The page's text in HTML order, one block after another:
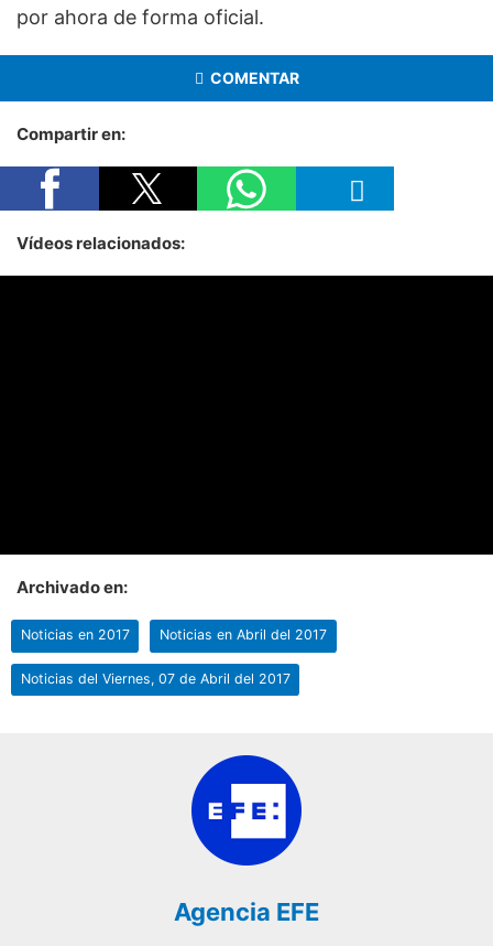
por ahora de forma oficial.
COMENTAR
Compartir en:
Vídeos relacionados:
Archivado en:
Noticias en 2017 Noticias en Abril del 2017
Noticias del Viernes, 07 de Abril del 2017
Agencia EFE